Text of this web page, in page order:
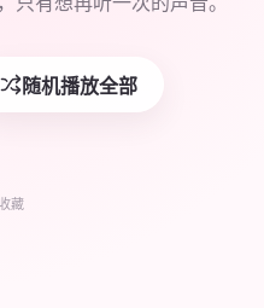
随机播放全部
藏